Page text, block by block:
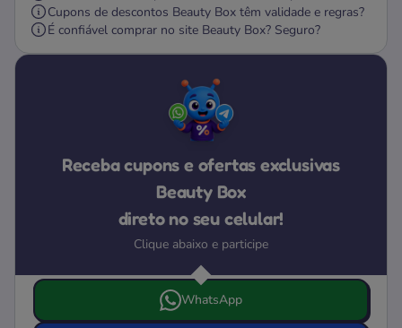
Cupons de descontos Beauty Box têm validade e regras?
É confiável comprar no site Beauty Box? Seguro?
Receba cupons e ofertas exclusivas
Beauty Box
direto no seu celular!
Clique abaixo e participe
Escolha onde deseja receber as ofertas e cupons da
WhatsApp